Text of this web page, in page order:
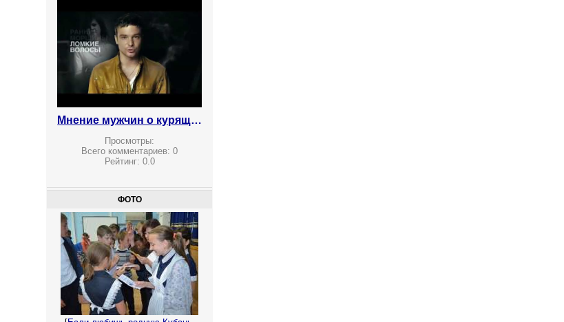
Мнение мужчин о курящих женщинах
Просмотры:
Всего комментариев:0
Рейтинг: 0.0
ФОТО